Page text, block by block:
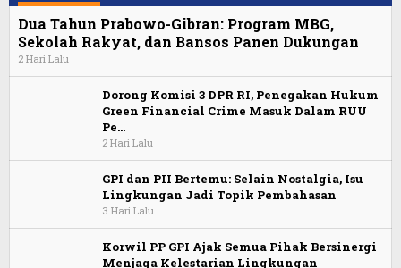
Dua Tahun Prabowo-Gibran: Program MBG,
Sekolah Rakyat, dan Bansos Panen Dukungan
2 Hari Lalu
Dorong Komisi 3 DPR RI, Penegakan Hukum
Green Financial Crime Masuk Dalam RUU
Pe…
2 Hari Lalu
GPI dan PII Bertemu: Selain Nostalgia, Isu
Lingkungan Jadi Topik Pembahasan
3 Hari Lalu
Korwil PP GPI Ajak Semua Pihak Bersinergi
Menjaga Kelestarian Lingkungan